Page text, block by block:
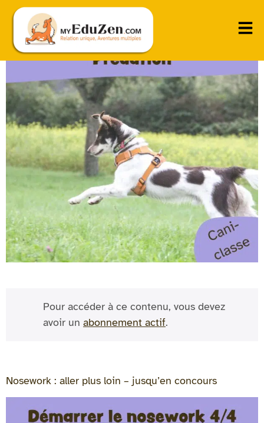
Cani-classe Prédation
Pour accéder à ce contenu, vous devez
avoir un abonnement actif.
Nosework : aller plus loin – jusqu’en concours